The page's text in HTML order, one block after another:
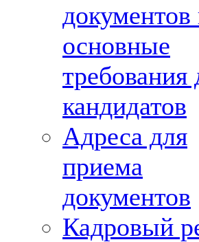
документов
основные
требования
кандидатов
Адреса для
приема
документов
Кадровый